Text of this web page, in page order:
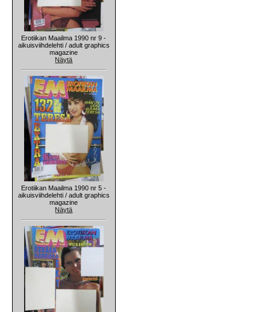
Erotiikan Maailma 1990 nr 9 -
aikuisviihdelehti / adult graphics
magazine
Näytä
Erotiikan Maailma 1990 nr 5 -
aikuisviihdelehti / adult graphics
magazine
Näytä